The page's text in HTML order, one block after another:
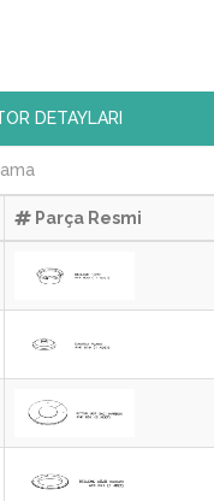
DETAYLARI
Parça Resmi